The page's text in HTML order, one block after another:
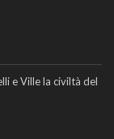
e Ville la civiltà del